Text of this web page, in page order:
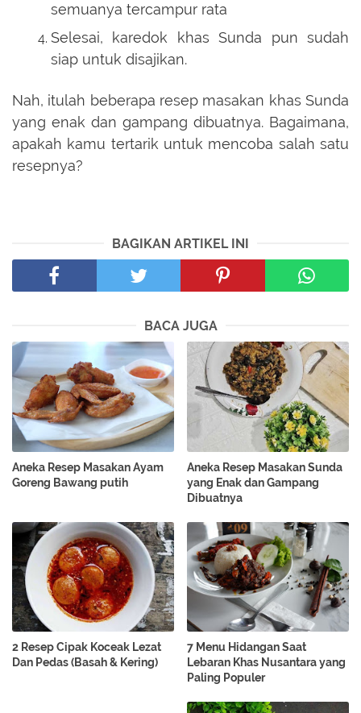
semuanya tercampur rata
Selesai, karedok khas Sunda pun sudah
siap untuk disajikan.
Nah, itulah beberapa resep masakan khas Sunda
yang enak dan gampang dibuatnya. Bagaimana,
apakah kamu tertarik untuk mencoba salah satu
resepnya?
BAGIKAN ARTIKEL INI
BACA JUGA
Aneka Resep Masakan Ayam
Goreng Bawang putih
Aneka Resep Masakan Sunda
yang Enak dan Gampang
Dibuatnya
2 Resep Cipak Koceak Lezat
Dan Pedas (Basah & Kering)
7 Menu Hidangan Saat
Lebaran Khas Nusantara yang
Paling Populer